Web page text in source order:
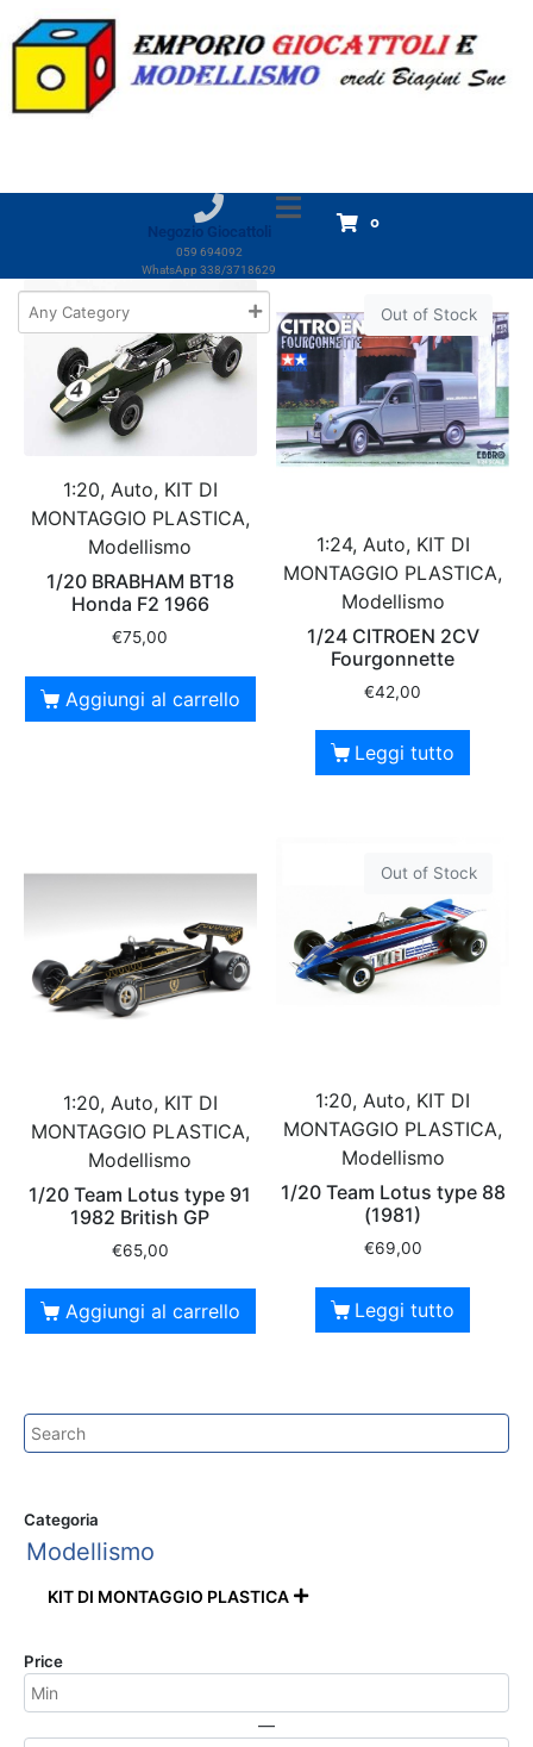
Negozio Giocattoli
059 694092
WhatsApp 338/3718629
0
Home Prodotti EBBRO
EBBRO
1:20, Auto, KIT DI
MONTAGGIO PLASTICA,
Modellismo
1/20 BRABHAM BT18
Honda F2 1966
€75,00
Aggiungi al carrello
Out of Stock
1:24, Auto, KIT DI
MONTAGGIO PLASTICA,
Modellismo
1/24 CITROEN 2CV
Fourgonnette
€42,00
Leggi tutto
1:20, Auto, KIT DI
MONTAGGIO PLASTICA,
Modellismo
1/20 Team Lotus type 91
1982 British GP
€65,00
Aggiungi al carrello
Out of Stock
1:20, Auto, KIT DI
MONTAGGIO PLASTICA,
Modellismo
1/20 Team Lotus type 88
(1981)
€69,00
Leggi tutto
Categoria
Modellismo
KIT DI MONTAGGIO PLASTICA 
Price
—